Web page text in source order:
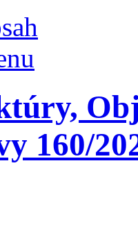
160/